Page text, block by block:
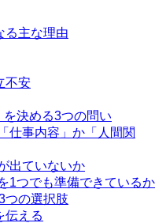
る主な理由
不安
決める3つの問い
仕事内容」か「人間関
出ていないか
1つでも準備できているか
つの選択肢
伝える